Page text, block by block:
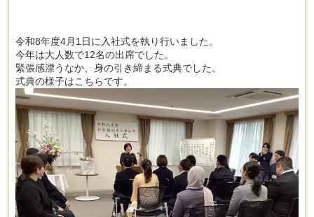
令和8年度4月1日に入社式を執り行いました。
今年は大人数で12名の出席でした。
緊張感漂うなか、身の引き締まる式典でした。
式典の様子はこちらです。